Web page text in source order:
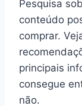
Pesquisa
conteúdo
comprar.
principais
consegue
não.